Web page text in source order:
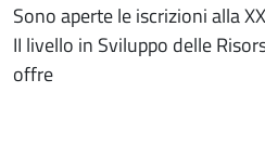
Sono aperte le iscrizioni alla
II livello in Sviluppo delle
offre